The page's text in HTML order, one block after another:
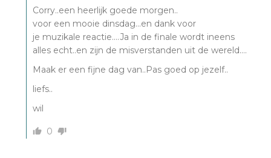
Corry..een heerlijk goede morgen..
voor een mooie dinsdag…en dank voor
je muzikale reactie….Ja in de finale wordt ineens
alles echt..en zijn de misverstanden uit de wereld….
Maak er een fijne dag van..Pas goed op jezelf..
liefs..
wil
0